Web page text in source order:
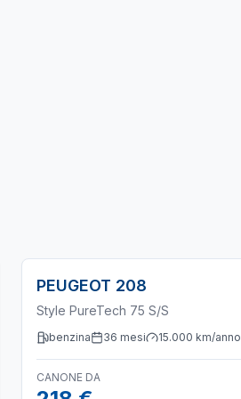
PEUGEOT 208
Style PureTech 75 S/S
benzina 36 mesi 15.000 km/anno
CANONE DA